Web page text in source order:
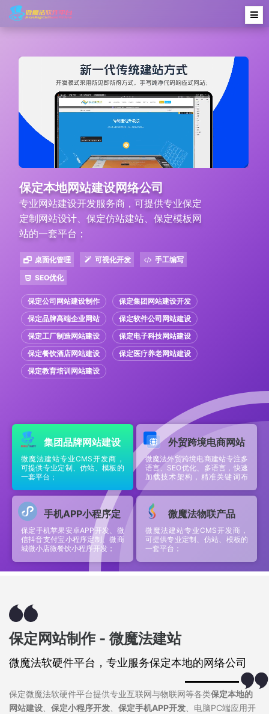
保定公司网站建设制作
保定集团网站建设开发
保定品牌高端企业网站
保定软件公司网站建设
保定工厂制造网站建设
保定电子科技网站建设
保定餐饮酒店网站建设
保定医疗养老网站建设
保定教育培训网站建设
专业网站建设开发服务商，可提供专业保定
定制网站设计、保定仿站建站、保定模板网
站的一套平台；
桌面化管理 可视化开发
手工编写
SEO优化
保定本地网站建设网络公司
集团品牌网站建设
微魔法建站专业CMS开发商，
可提供专业定制、仿站、模板的
一套平台；
外贸跨境电商网站
建设
微魔法外贸跨境电商建站专注多
语言、SEO优化、多语言，快速
加载技术架构，精准关键词布
全球市场。
手机APP小程序定
制
保定手机苹果安卓APP开发、微
信抖音支付宝小程序定制、微商
城微小店微餐饮小程序开发；
微魔法物联产品
微魔法建站专业CMS开发商，
可提供专业定制、仿站、模板的
一套平台；
保定网站制作 - 微魔法建站
微魔法软硬件平台，专业服务保定本地的网络公司
保定微魔法软硬件平台提供专业互联网与物联网等各类保定本地的
网站建设
保定小程序开发 保定手机APP开发 、电脑PC端应用开